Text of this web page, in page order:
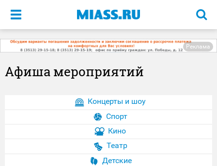
Меню
Реклама
Афиша мероприятий
Концерты и шоу
Спорт
Кино
Театр
Детские